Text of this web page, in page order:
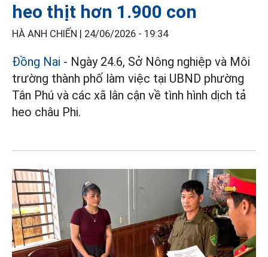
heo thịt hơn 1.900 con
HÀ ANH CHIẾN | 24/06/2026 - 19:34
Đồng Nai - Ngày 24.6, Sở Nông nghiệp và Môi
trường thành phố làm việc tại UBND phường
Tân Phú và các xã lân cận về tình hình dịch tả
heo châu Phi.